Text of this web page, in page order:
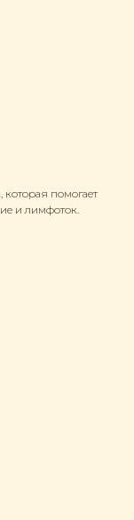
помогает
и лимфоток.